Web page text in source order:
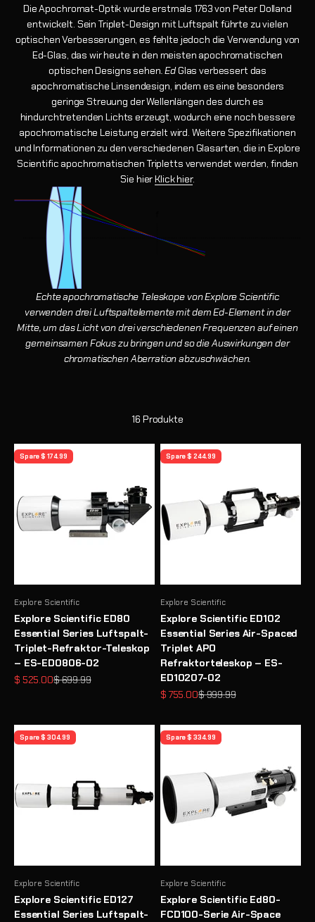
Die Apochromat-Optik wurde erstmals 1763 von Peter Dolland
entwickelt. Sein Triplet-Design mit Luftspalt führte zu vielen
optischen Verbesserungen, es fehlte jedoch die Verwendung von
Ed-Glas, das wir heute in den meisten apochromatischen
optischen Designs sehen. EdGlas verbessert das
apochromatische Linsendesign, indem es eine besonders
geringe Streuung der Wellenlängen des durch es
hindurchtretenden Lichts erzeugt, wodurch eine noch bessere
apochromatische Leistung erzielt wird. Weitere Spezifikationen
und Informationen zu den verschiedenen Glasarten, die in Explore
Scientific apochromatischen Tripletts verwendet werden, finden
Sie hierKlick hier.
Echte apochromatische Teleskope von Explore Scientific
verwenden drei Luftspaltelemente mit dem Ed-Element in der
Mitte, um das Licht von drei verschiedenen Frequenzen auf einen
gemeinsamen Fokus zu bringen und so die Auswirkungen der
chromatischen Aberration abzuschwächen.
16 Produkte
Spare $ 174.99
Explore Scientific
Explore Scientific ED80
Essential Series Luftspalt-
Triplet-Refraktor-Teleskop
– ES-ED0806-02
Angebot
$ 525.00Regulärer Preis
$ 699.99
Spare $ 244.99
Explore Scientific
Explore Scientific ED102
Essential Series Air-Spaced
Triplet APO
Refraktorteleskop – ES-
ED10207-02
Angebot
$ 755.00Regulärer Preis
$ 999.99
Spare $ 304.99
Explore Scientific
Explore Scientific ED127
Essential Series Luftspalt-
Spare $ 334.99
Explore Scientific
Explore Scientific Ed80-
FCD100-Serie Air-Space